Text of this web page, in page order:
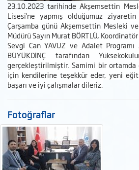
23.10.2023 tarihindeAkşemsettin
Lisesi'ne yapmış olduğumuz ziyaretin
Çarşamba günü Akşemsettin Mesleki
Müdürü Sayın Murat BÖRTLÜ, Koordinatör
Sevgi Can YAVUZ ve Adalet
BÜYÜKDİNÇ tarafından
gerçekleştirilmiştir. Samimi bir
için kendilerine teşekkür eder, yeni
başarı ve iyi çalışmalar dileriz.
Fotoğraflar